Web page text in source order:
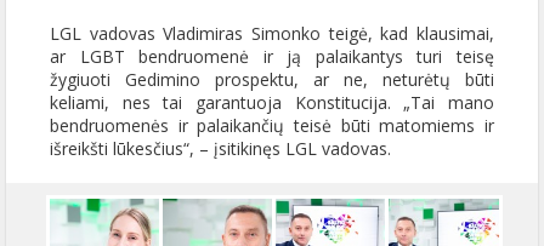
LGL vadovas Vladimiras Simonko teigė, kad klausimai,
ar LGBT bendruomenė ir ją palaikantys turi teisę
žygiuoti Gedimino prospektu, ar ne, neturėtų būti
keliami, nes tai garantuoja Konstitucija. „Tai mano
bendruomenės ir palaikančių teisė būti matomiems ir
išreikšti lūkesčius“, – įsitikinęs LGL vadovas.